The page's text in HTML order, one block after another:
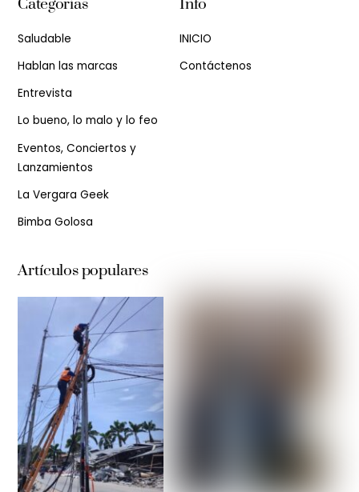
Saludable
Hablan las marcas
Entrevista
Lo bueno, lo malo y lo feo
Eventos, Conciertos y
Lanzamientos
La Vergara Geek
Bimba Golosa
INICIO
Contáctenos
Artículos populares